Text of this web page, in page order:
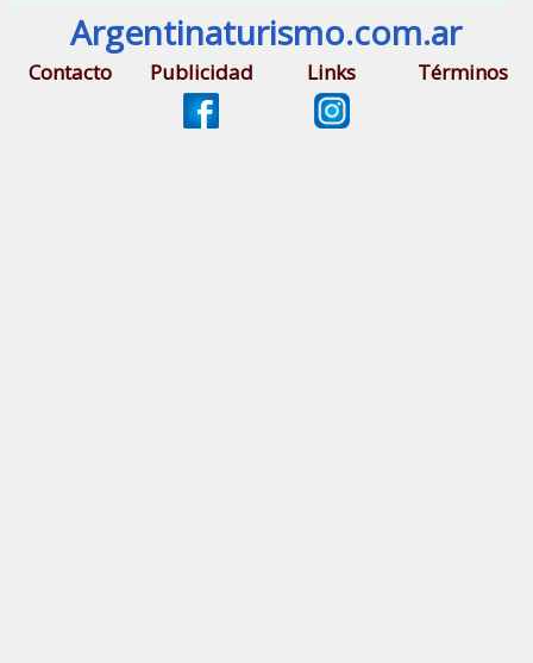
Argentinaturismo.com.ar
Contacto Publicidad Links Términos